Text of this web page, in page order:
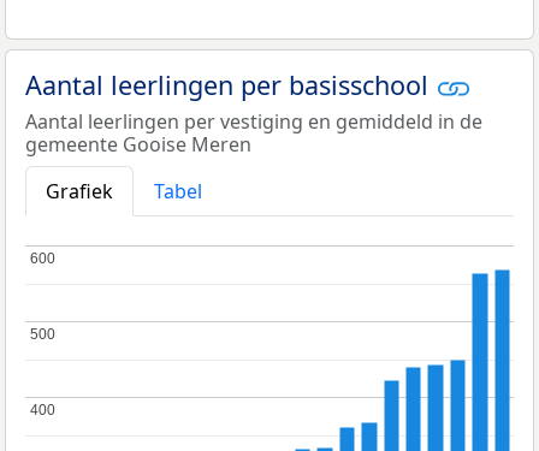
Aantal leerlingen per basisschool
Aantal leerlingen per vestiging en gemiddeld in de
gemeente Gooise Meren
Grafiek
Tabel
400
400
500
500
600
600